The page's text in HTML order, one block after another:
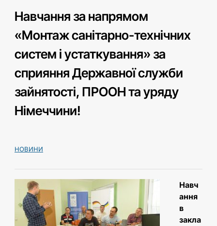
Навчання за напрямом
«Монтаж санітарно-технічних
систем і устаткування» за
сприяння Державної служби
зайнятості, ПРООН та уряду
Німеччини!
НОВИНИ
Навч
ання
в
закла